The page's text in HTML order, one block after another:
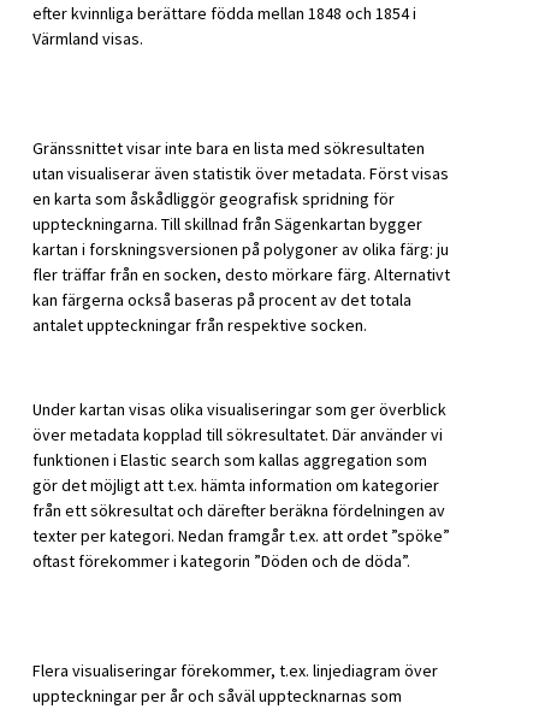
efter kvinnliga berättare födda mellan 1848 och 1854 i
Värmland visas.
Gränssnittet visar inte bara en lista med sökresultaten
utan visualiserar även statistik över metadata. Först visas
en karta som åskådliggör geografisk spridning för
uppteckningarna. Till skillnad från Sägenkartan bygger
kartan i forskningsversionen på polygoner av olika färg: ju
fler träffar från en socken, desto mörkare färg. Alternativt
kan färgerna också baseras på procent av det totala
antalet uppteckningar från respektive socken.
Under kartan visas olika visualiseringar som ger överblick
över metadata kopplad till sökresultatet. Där använder vi
funktionen i Elastic search som kallas aggregation som
gör det möjligt att t.ex. hämta information om kategorier
från ett sökresultat och därefter beräkna fördelningen av
texter per kategori. Nedan framgår t.ex. att ordet ”spöke”
oftast förekommer i kategorin ”Döden och de döda”.
Flera visualiseringar förekommer, t.ex. linjediagram över
uppteckningar per år och såväl upptecknarnas som